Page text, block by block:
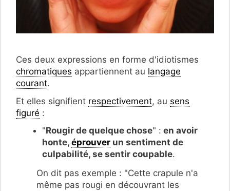
Ces deux expressions en forme d'idiotismes
chromatiques appartiennent au langage
courant.
Et elles signifient respectivement, au sens
figuré :
"Rougir de quelque chose" : en avoir
honte, éprouver un sentiment de
culpabilité, se sentir coupable.
On dit pas exemple : "Cette crapule n'a
même pas rougi en découvrant les